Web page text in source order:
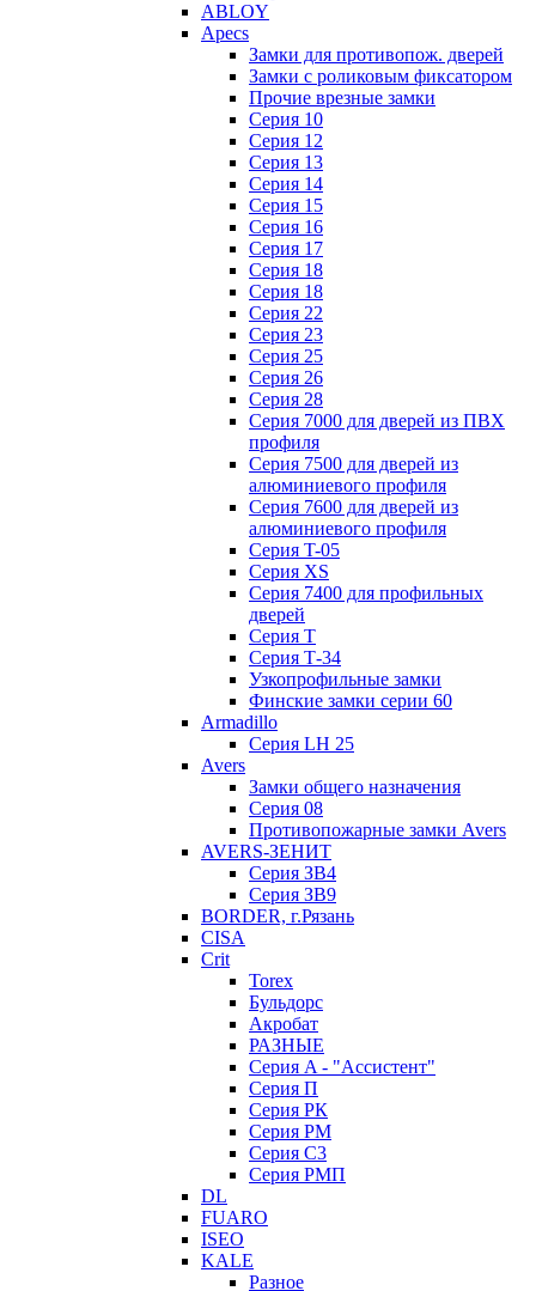
ABLOY
Apecs
Замки для противопож. дверей
Замки с роликовым фиксатором
Прочие врезные замки
Серия 10
Серия 12
Серия 13
Серия 14
Серия 15
Серия 16
Серия 17
Серия 18
Серия 18
Серия 22
Серия 23
Серия 25
Серия 26
Серия 28
Серия 7000 для дверей из ПВХ
профиля
Серия 7500 для дверей из
алюминиевого профиля
Серия 7600 для дверей из
алюминиевого профиля
Серия T-05
Серия XS
Серия 7400 для профильных
дверей
Серия Т
Серия Т-34
Узкопрофильные замки
Финские замки серии 60
Armadillo
Серия LH 25
Avers
Замки общего назначения
Серия 08
Противопожарные замки Avers
AVERS-ЗЕНИТ
Серия ЗВ4
Серия ЗВ9
BORDER, г.Рязань
CISA
Crit
Torex
Бульдорс
Акробат
РАЗНЫЕ
Серия A - "Ассистент"
Серия П
Серия РК
Серия РМ
Серия С3
Серия РМП
DL
FUARO
ISEO
KALE
Разное